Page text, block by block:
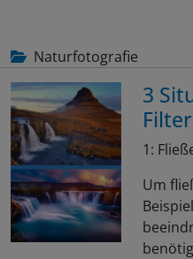
Naturfotografie
3
Filter
1:
Um